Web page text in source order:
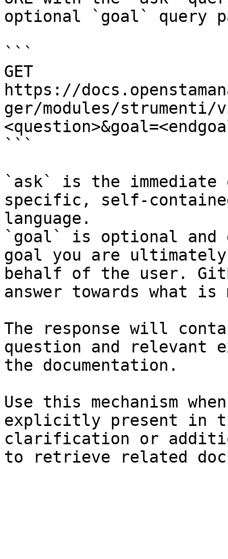
optional `goal` query
```
GET
https://
ger/modules/strumenti/
```
`ask` is the
specific, self-
language.
`goal` is optional and
goal you are
behalf of the user.
answer towards what
The response will
question and relevant
the documentation.
Use this mechanism
explicitly present in
clarification or